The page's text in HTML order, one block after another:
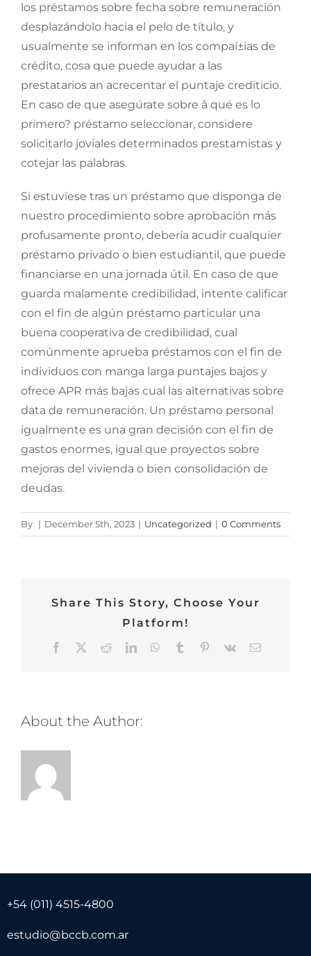
los préstamos sobre fecha sobre remuneración
desplazándolo hacia el pelo de título, y
usualmente se informan en los compaí±ias de
crédito, cosa que puede ayudar a las
prestatarios an acrecentar el puntaje crediticio.
En caso de que asegúrate sobre â qué es lo
primero? préstamo seleccionar, considere
solicitarlo joviales determinados prestamistas y
cotejar las palabras.
Si estuviese tras un préstamo que disponga de
nuestro procedimiento sobre aprobación más
profusamente pronto, debería acudir cualquier
préstamo privado o bien estudiantil, que puede
financiarse en una jornada útil. En caso de que
guarda malamente credibilidad, intente calificar
con el fin de algún préstamo particular una
buena cooperativa de credibilidad, cual
comúnmente aprueba préstamos con el fin de
individuos con manga larga puntajes bajos y
ofrece APR más bajas cual las alternativas sobre
data de remuneración. Un préstamo personal
igualmente es una gran decisión con el fin de
gastos enormes, igual que proyectos sobre
mejoras del vivienda o bien consolidación de
deudas.
By | December 5th, 2023 | Uncategorized | 0 Comments
Share This Story, Choose Your
Platform!
Facebook
TwitterRedditLinkedInWhatsApp
Tumblr Pinterest
Vk Email
About the Author:
+54 (011) 4515-4800
estudio@bccb.com.ar